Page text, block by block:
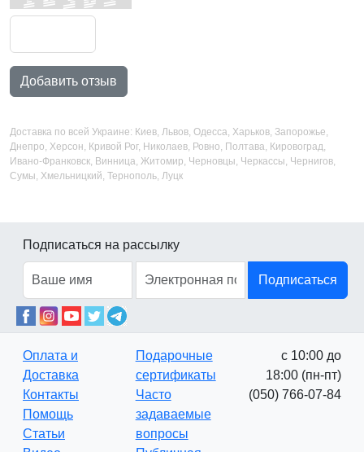
Добавить отзыв
Доставка по всей Украине: Киев, Львов, Одесса, Харьков, Запорожье,
Днепро, Херсон, Кривой Рог, Николаев, Ровно, Полтава, Кировоград,
Ивано-Франковск, Винница, Житомир, Черновцы, Черкассы, Чернигов,
Сумы, Хмельницкий, Тернополь, Луцк
Подписаться на рассылку
Подписаться
Оплата и
Доставка
Контакты
Помощь
Статьи
Подарочные
сертификаты
Часто
задаваемые
вопросы
с 10:00 до
18:00 (пн-пт)
(050) 766-07-84